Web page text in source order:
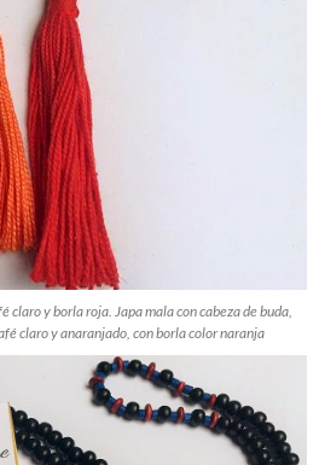
claro y borla roja. Japa mala con cabeza de buda,
claro y anaranjado, con borla color naranja